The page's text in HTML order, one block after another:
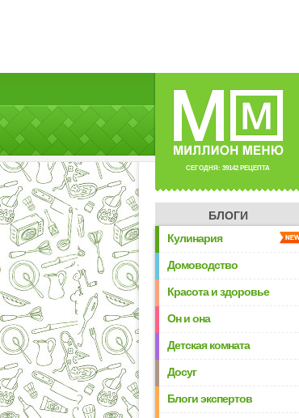
СЕГОДНЯ: 39142 РЕЦЕПТА
БЛОГИ
Кулинария
Домоводство
Красота и здоровье
Он и она
Детская комната
Досуг
Блоги экспертов